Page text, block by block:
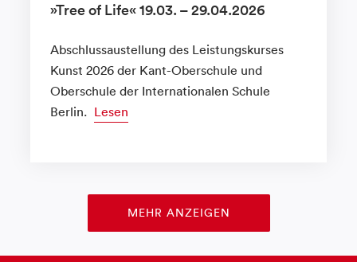
»Tree of Life« 19.03. – 29.04.2026
Abschlussaustellung des Leistungskurses
Kunst 2026 der Kant-Oberschule und
Oberschule der Internationalen Schule
Berlin. Lesen
MEHR ANZEIGEN